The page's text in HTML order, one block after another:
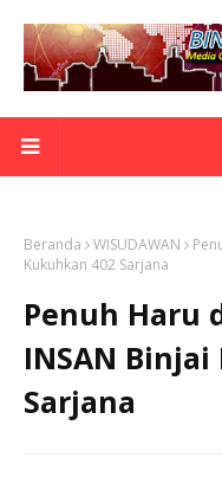
Beranda WISUDAWAN
Kukuhkan 402 Sarjana
Penuh Haru
INSAN
Sarjana